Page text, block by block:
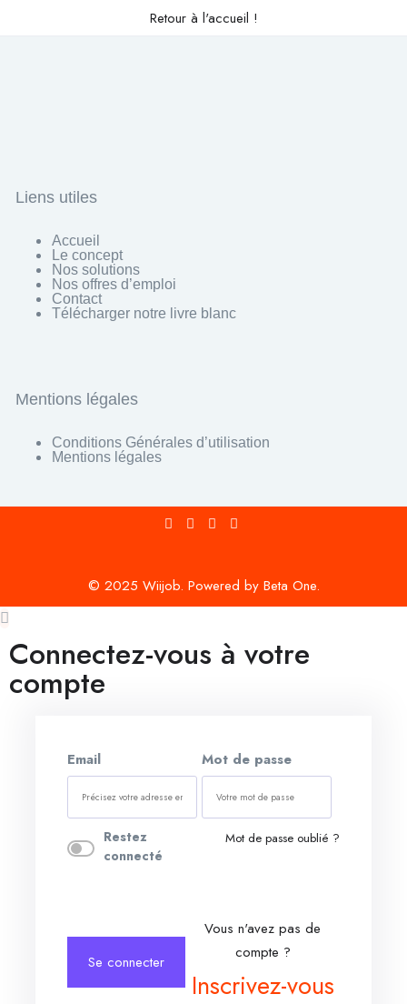
Retour à l'accueil !
Liens utiles
Accueil
Le concept
Nos solutions
Nos offres d’emploi
Contact
Télécharger notre livre blanc
Mentions légales
Conditions Générales d’utilisation
Mentions légales
© 2025 Wiijob. Powered by Beta One.
Connectez-vous à votre
compte
Email Mot de passe
Restez
connecté
Mot de passe oublié ?
Se connecter
Vous n'avez pas de
compte ?
Inscrivez-vous